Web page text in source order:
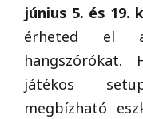
június 5. és 19.
érheted el a
játékos
megbízható